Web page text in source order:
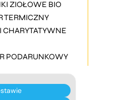
ZIOŁOWE BIO
TERMICZNY
CHARYTATYWNE
PODARUNKOWY